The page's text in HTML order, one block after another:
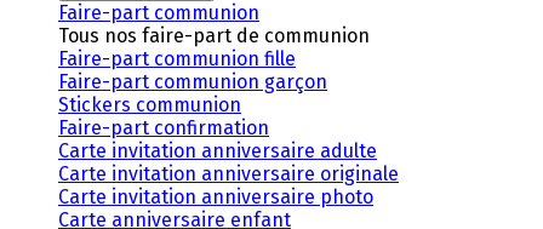
Faire-part communion
Tous nos faire-part de communion
Faire-part communion fille
Faire-part communion garçon
Stickers communion
Faire-part confirmation
Carte invitation anniversaire adulte
Carte invitation anniversaire originale
Carte invitation anniversaire photo
Carte anniversaire enfant